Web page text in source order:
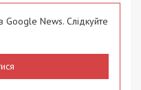
News. Слідкуйте